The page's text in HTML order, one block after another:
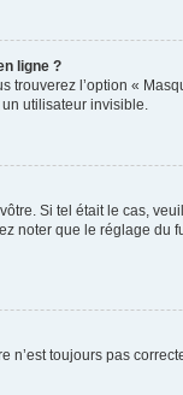
ligne ?
l’option «
utilisateur invisible.
Si tel était le cas,
noter que le réglage
n’est toujours pas